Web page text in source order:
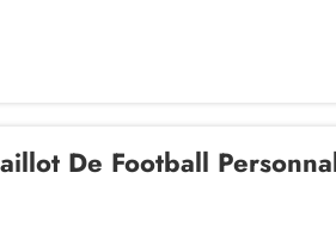
De Football